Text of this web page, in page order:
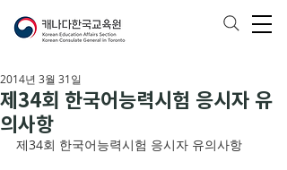
제34회 한국어능력시험 응시자 유
의사항
2014년 3월 31일
제34회 한국어능력시험 응시자 유의사항